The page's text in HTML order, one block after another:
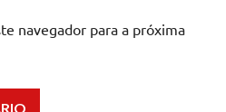
navegador para a próxima